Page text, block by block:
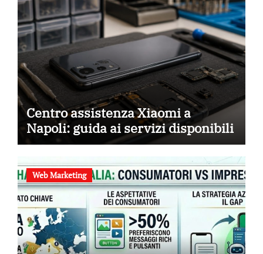
Centro assistenza Xiaomi a
Napoli: guida ai servizi disponibili
Web Marketing